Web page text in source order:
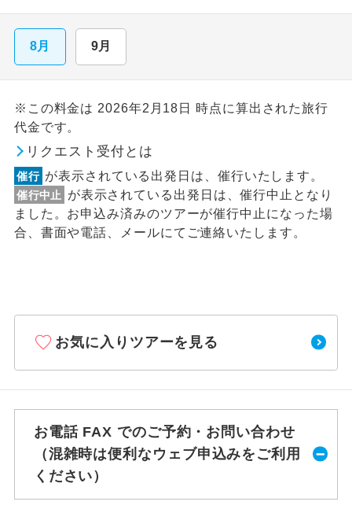
8月 9月
※この料金は 2026年2月18日 時点に算出された旅行
代金です。
リクエスト受付とは
催行 が表示されている出発日は、催行いたします。
催行中止
が表示されている出発日は、催行中止となり
ました。お申込み済みのツアーが催行中止になった場
合、書面や電話、メールにてご連絡いたします。
お気に入りツアーを見る
お電話 FAX でのご予約・お問い合わせ
（混雑時は便利なウェブ申込みをご利用
ください）